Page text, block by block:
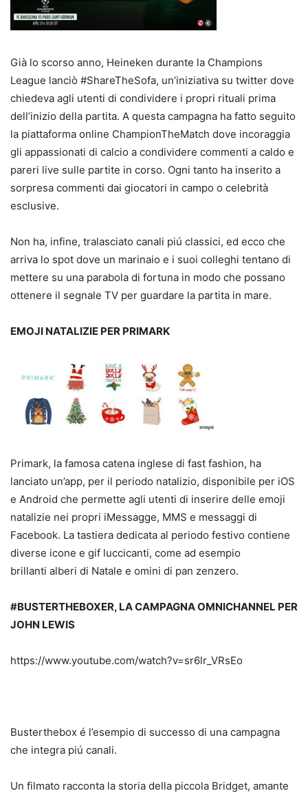
Già lo scorso anno, Heineken durante la Champions
League lanciò #ShareTheSofa, un’iniziativa su twitter dove
chiedeva agli utenti di condividere i propri rituali prima
dell’inizio della partita. A questa campagna ha fatto seguito
la piattaforma online ChampionTheMatch dove incoraggia
gli appassionati di calcio a condividere commenti a caldo e
pareri live sulle partite in corso. Ogni tanto ha inserito a
sorpresa commenti dai giocatori in campo o celebrità
esclusive.
Non ha, infine, tralasciato canali piú classici, ed ecco che
arriva lo spot dove un marinaio e i suoi colleghi tentano di
mettere su una parabola di fortuna in modo che possano
ottenere il segnale TV per guardare la partita in mare.
EMOJI NATALIZIE PER PRIMARK
Primark, la famosa catena inglese di fast fashion, ha
lanciato un’app, per il periodo natalizio, disponibile per iOS
e Android che permette agli utenti di inserire delle emoji
natalizie nei propri iMessagge, MMS e messaggi di
Facebook. La tastiera dedicata al periodo festivo contiene
diverse icone e gif luccicanti, come ad esempio
brillanti alberi di Natale e omini di pan zenzero.
#BUSTERTHEBOXER, LA CAMPAGNA OMNICHANNEL PER
JOHN LEWIS
https://www.youtube.com/watch?v=sr6lr_VRsEo
Busterthebox é l’esempio di successo di una campagna
che integra piú canali.
Un filmato racconta la storia della piccola Bridget, amante